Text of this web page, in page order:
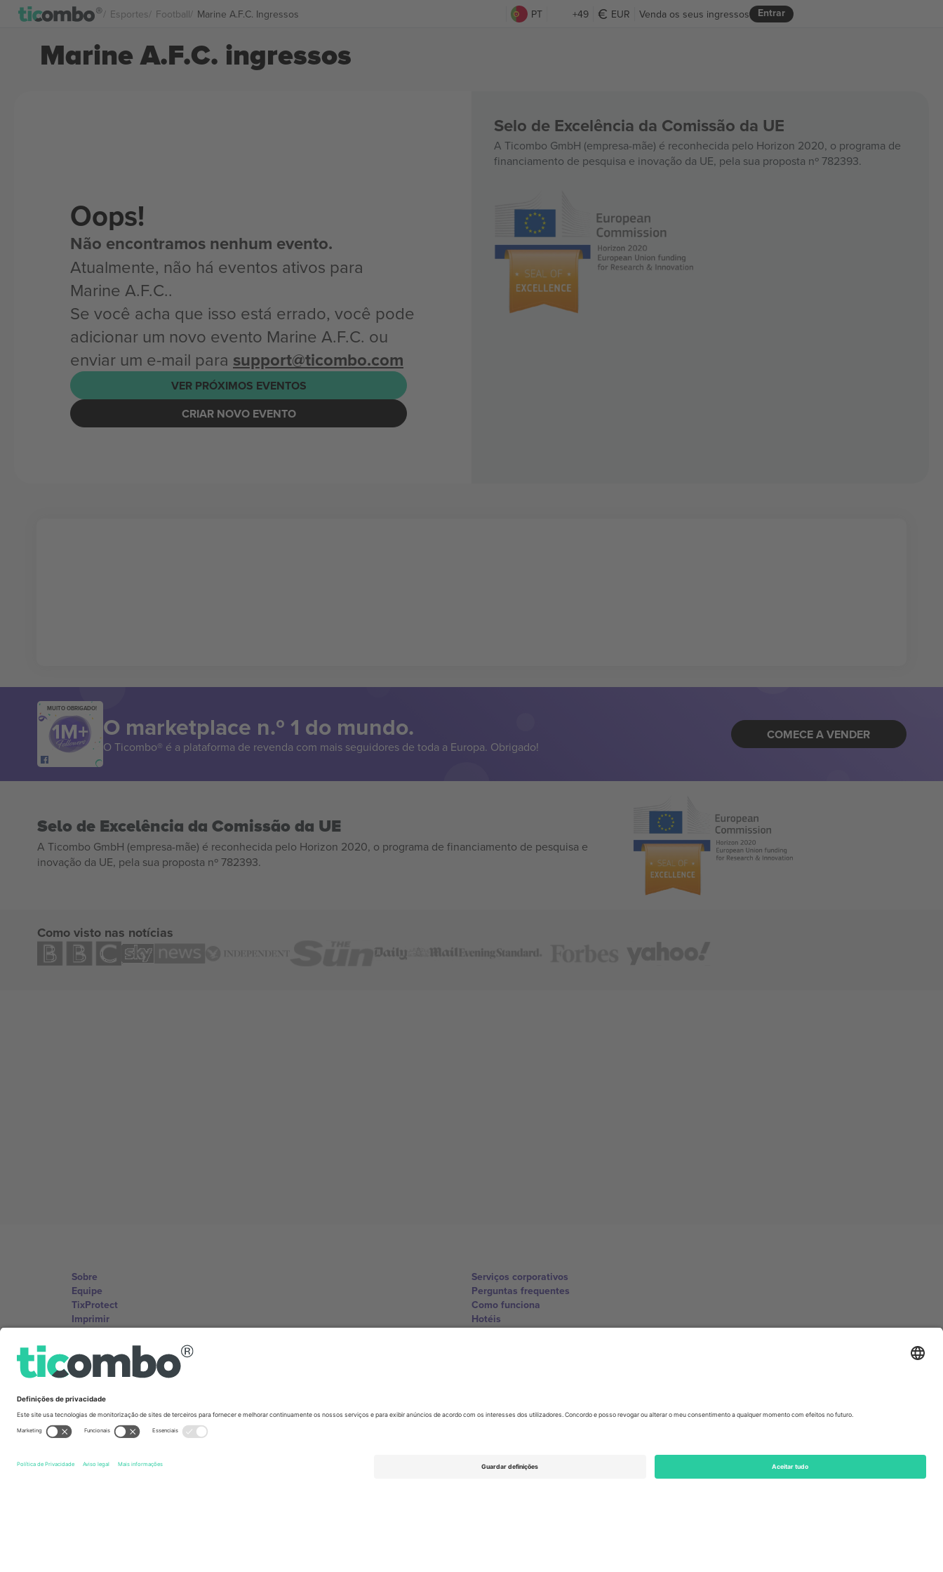
Esportes Football Marine A.F.C. Ingressos PT +49 EUR Entrar
Venda os seus ingressos
Marine A.F.C. ingressos
Oops!
Não encontramos nenhum evento.
Atualmente, não há eventos ativos para
Marine A.F.C..
Se você acha que isso está errado, você pode
adicionar um novo evento Marine A.F.C. ou
enviar um e-mail para support@ticombo.com
VER PRÓXIMOS EVENTOS
CRIAR NOVO EVENTO
Selo de Excelência da Comissão da UE
A Ticombo GmbH (empresa-mãe) é reconhecida pelo Horizon 2020, o programa de
financiamento de pesquisa e inovação da UE, pela sua proposta nº 782393.
MUITO OBRIGADO!
O marketplace n.º 1 do mundo.
O Ticombo® é a plataforma de revenda com mais seguidores de toda a Europa. Obrigado!
COMECE A VENDER
Selo de Excelência da Comissão da UE
A Ticombo GmbH (empresa-mãe) é reconhecida pelo Horizon 2020, o programa de financiamento de pesquisa e
inovação da UE, pela sua proposta nº 782393.
Como visto nas notícias
Sobre
Equipe
TixProtect
Imprimir
Termos e Condições
Programa de afiliados
Serviços corporativos
Perguntas frequentes
Como funciona
Hotéis
Central da Copa do Mundo